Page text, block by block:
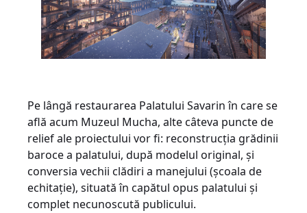
Pe lângă restaurarea Palatului Savarin în care se
află acum Muzeul Mucha, alte câteva puncte de
relief ale proiectului vor fi: reconstrucția grădinii
baroce a palatului, după modelul original, și
conversia vechii clădiri a manejului (școala de
echitație), situată în capătul opus palatului și
complet necunoscută publicului.